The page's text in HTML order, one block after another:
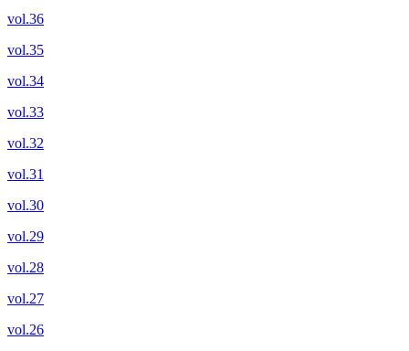
vol.36
vol.35
vol.34
vol.33
vol.32
vol.31
vol.30
vol.29
vol.28
vol.27
vol.26